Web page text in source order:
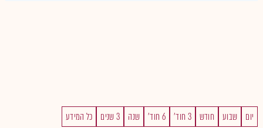
יום שבוע חודש 3 חוד' 6 חוד' שנה 3 שנים כל המידע